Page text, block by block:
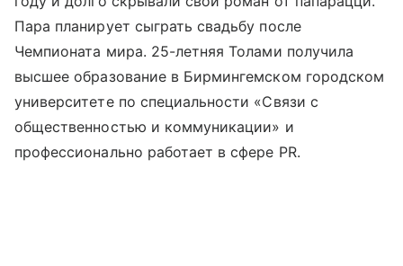
Пара планирует сыграть свадьбу после
Чемпионата мира. 25-летняя Толами получила
высшее образование в Бирмингемском городском
университете по специальности «Связи с
общественностью и коммуникации» и
профессионально работает в сфере PR.